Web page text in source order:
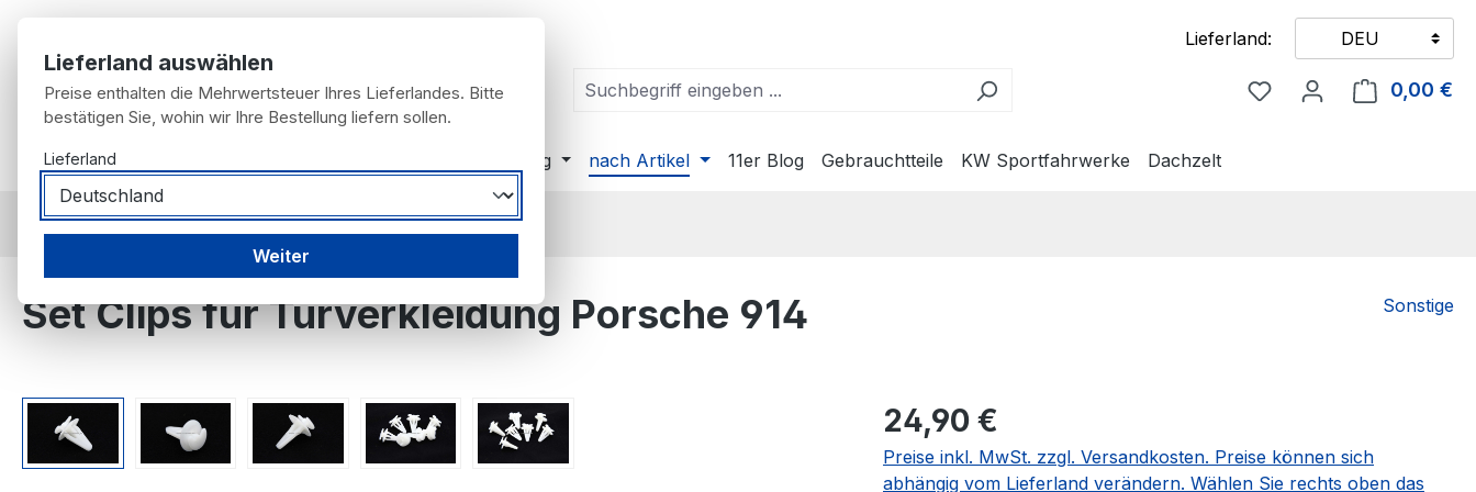
Lieferland: DEU
Du hast 0 Produkte
0,00 €
Home Möbel für Fans nach Fahrzeug nach Artikel 11er Blog Gebrauchtteile KW Sportfahrwerke Dachzelt
nach Artikel Karosserieteile
Set Clips für Türverkleidung Porsche 914 Sonstige
Bildergalerie überspringen Regulärer Preis:
24,90 €
Preise inkl. MwSt. zzgl. Versandkosten. Preise können sich
abhängig vom Lieferland verändern. Wählen Sie rechts oben das
Lieferland auswählen
Preise enthalten die Mehrwertsteuer Ihres Lieferlandes. Bitte
bestätigen Sie, wohin wir Ihre Bestellung liefern sollen.
Lieferland
Weiter